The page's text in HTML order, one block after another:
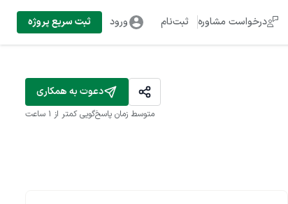
درخواست مشاوره ثبت‌نام ورود ثبت سریع پروژه
دعوت به همکاری
متوسط زمان پاسخ‌گویی کمتر از 1 ساعت